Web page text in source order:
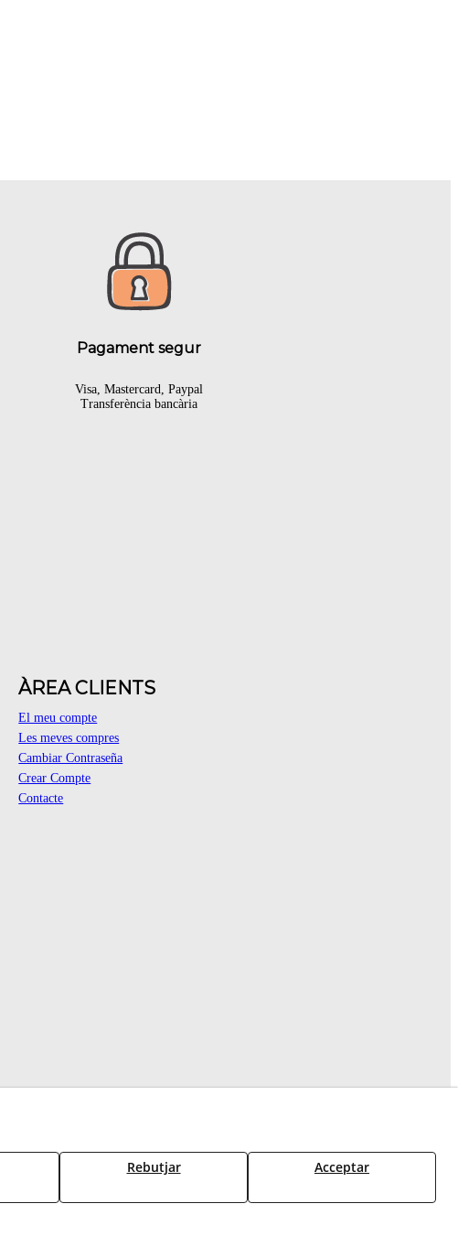
Pagament segur
Visa, Mastercard, Paypal
Transferència bancària
ÀREA CLIENTS
El meu compte
Les meves compres
Cambiar Contraseña
Crear Compte
Contacte
Rebutjar Acceptar